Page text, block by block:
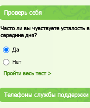
Проверь себя
Часто ли вы чувствуете усталость в
середине дня?
Да
Нет
Телефоны службы поддержки